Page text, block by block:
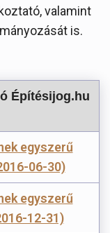
valamint
is.
Építésijog.hu
egyszerű
06-30)
egyszerű
12-31)